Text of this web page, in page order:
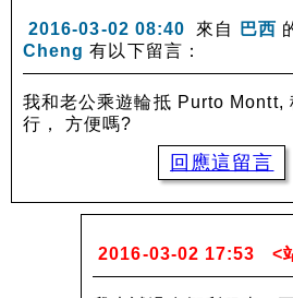
2016-03-02 08:40 來自 巴西
Cheng 有以下留言：
我和老公乘遊輪抵 Purto Montt,
行， 方便嗎?
回應這留言
2016-03-02 17:53 <